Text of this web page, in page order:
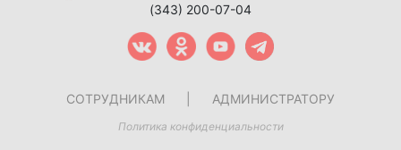
(343) 200-07-04
СОТРУДНИКАМ АДМИНИСТРАТОРУ
Политика конфиденциальности